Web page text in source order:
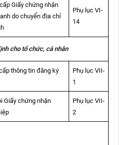
Giấy chứng nhận
do chuyển địa chỉ
Phụ lục VI-
14
cho tổ chức, cá nhân
thông tin đăng ký
Phụ lục VII-
1
Giấy chứng nhận
Phụ lục VII-
2